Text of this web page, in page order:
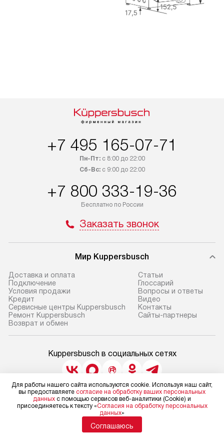
+7 495 165-07-71
Пн-Пт:с 8:00 до 22:00
Сб-Вс:с 9:00 до 22:00
+7 800 333-19-36
Бесплатно по России
Заказать звонок
Мир Kuppersbusch
Доставка и оплата
Подключение
Условия продажи
Кредит
Сервисные центры Kuppersbusch
Ремонт Kuppersbusch
Возврат и обмен
Cтатьи
Глоссарий
Вопросы и ответы
Видео
Контакты
Сайты-партнеры
Kuppersbusch в социальных сетях
Для физических лиц
shop@kuppersbusch-centre.ru
Для юридических лиц
business@kvalitet.company
Для работы нашего сайта используются cookie. Используя наш сайт,
вы предоставляете согласие на обработку ваших персональных
данных с помощью сервисов веб-аналитики (Cookie) и
присоединяетесь к тексту «Согласия на обработку персональных
данных»
Соглашаюсь